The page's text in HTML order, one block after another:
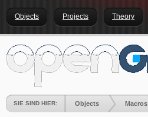
Objects Projects Theory
SIE SIND HIER: Objects Macros